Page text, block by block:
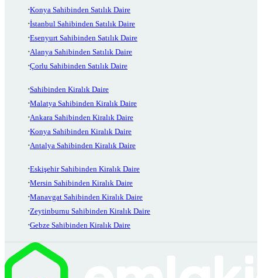
Konya Sahibinden Satılık Daire
İstanbul Sahibinden Satılık Daire
Esenyurt Sahibinden Satılık Daire
Alanya Sahibinden Satılık Daire
Çorlu Sahibinden Satılık Daire
Sahibinden Kiralık Daire
Malatya Sahibinden Kiralık Daire
Ankara Sahibinden Kiralık Daire
Konya Sahibinden Kiralık Daire
Antalya Sahibinden Kiralık Daire
Eskişehir Sahibinden Kiralık Daire
Mersin Sahibinden Kiralık Daire
Manavgat Sahibinden Kiralık Daire
Zeytinburnu Sahibinden Kiralık Daire
Gebze Sahibinden Kiralık Daire